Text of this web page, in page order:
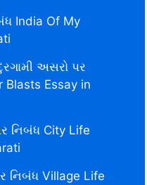
India Of My
અસરો પર
Blasts Essay in
નિબંધ City Life
નિબંધ Village Life